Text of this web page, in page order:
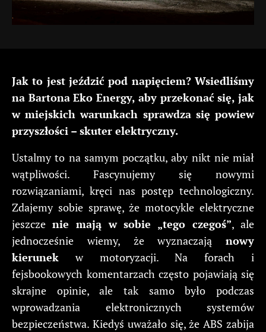
Jak to jest jeździć pod napięciem? Wsiedliśmy
na Bartona Eko Energy, aby przekonać się, jak
w miejskich warunkach sprawdza się powiew
przyszłości – skuter elektryczny.
Ustalmy to na samym początku, aby nikt nie miał
wątpliwości. Fascynujemy się nowymi
rozwiązaniami, kręci nas postęp technologiczny.
Zdajemy sobie sprawę, że motocykle elektryczne
jeszcze nie mają w sobie „tego czegoś”, ale
jednocześnie wiemy, że wyznaczają nowy
kierunek w motoryzacji. Na forach i
fejsbookowych komentarzach często pojawiają się
skrajne opinie, ale tak samo było podczas
wprowadzania elektronicznych systemów
bezpieczeństwa. Kiedyś uważało się, że ABS zabija